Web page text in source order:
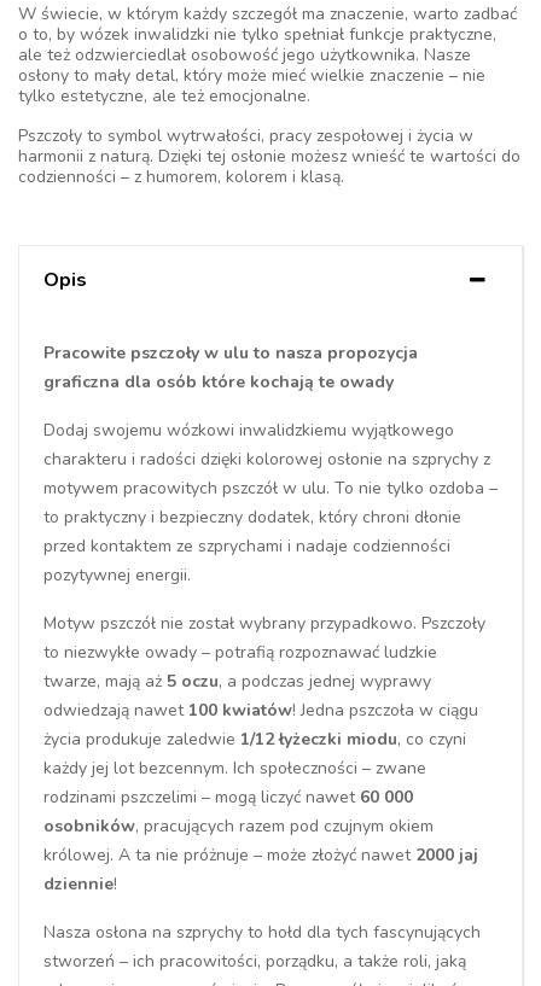
W świecie, w którym każdy szczegół ma znaczenie, warto zadbać
o to, by wózek inwalidzki nie tylko spełniał funkcje praktyczne,
ale też odzwierciedlał osobowość jego użytkownika. Nasze
osłony to mały detal, który może mieć wielkie znaczenie – nie
tylko estetyczne, ale też emocjonalne.
Pszczoły to symbol wytrwałości, pracy zespołowej i życia w
harmonii z naturą. Dzięki tej osłonie możesz wnieść te wartości do
codzienności – z humorem, kolorem i klasą.
Opis
Pracowite pszczoły w ulu to nasza propozycja
graficzna dla osób które kochają te owady
Dodaj swojemu wózkowi inwalidzkiemu wyjątkowego
charakteru i radości dzięki kolorowej osłonie na szprychy z
motywem pracowitych pszczół w ulu. To nie tylko ozdoba –
to praktyczny i bezpieczny dodatek, który chroni dłonie
przed kontaktem ze szprychami i nadaje codzienności
pozytywnej energii.
Motyw pszczół nie został wybrany przypadkowo. Pszczoły
to niezwykłe owady – potrafią rozpoznawać ludzkie
twarze, mają aż 5 oczu, a podczas jednej wyprawy
odwiedzają nawet 100 kwiatów! Jedna pszczoła w ciągu
życia produkuje zaledwie 1/12 łyżeczki miodu, co czyni
każdy jej lot bezcennym. Ich społeczności – zwane
rodzinami pszczelimi – mogą liczyć nawet 60 000
osobników, pracujących razem pod czujnym okiem
królowej. A ta nie próżnuje – może złożyć nawet 2000 jaj
dziennie!
Nasza osłona na szprychy to hołd dla tych fascynujących
stworzeń – ich pracowitości, porządku, a także roli, jaką